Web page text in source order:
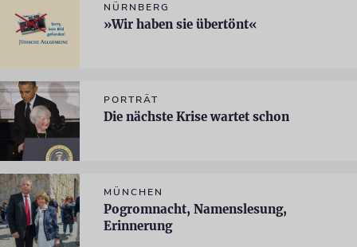
NÜRNBERG
»Wir haben sie übertönt«
PORTRÄT
Die nächste Krise wartet schon
MÜNCHEN
Pogromnacht, Namenslesung,
Erinnerung